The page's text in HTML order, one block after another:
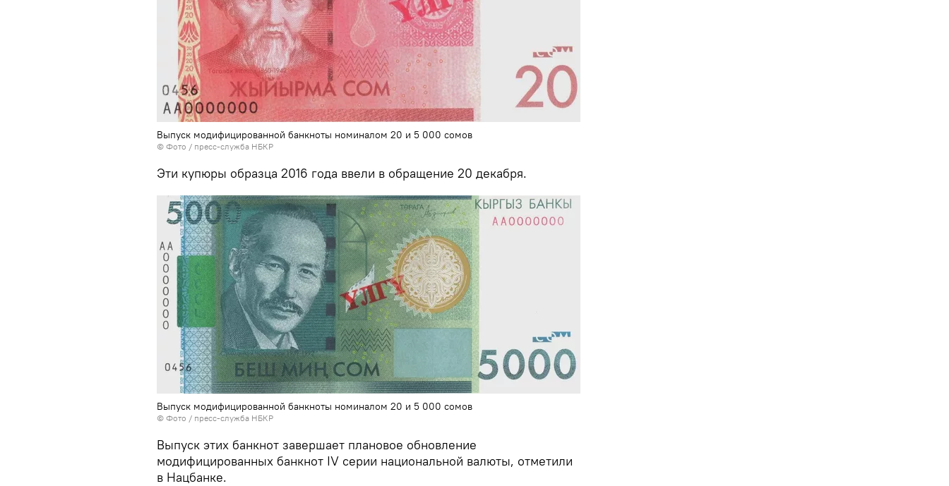
Выпуск модифицированной банкноты номиналом 20 и 5 000 сомов
© Фото / пресс-служба НБКР
Эти купюры образца 2016 года ввели в обращение 20 декабря.
Выпуск модифицированной банкноты номиналом 20 и 5 000 сомов
© Фото / пресс-служба НБКР
Выпуск этих банкнот завершает плановое обновление
модифицированных банкнот IV серии национальной валюты, отметили
в Нацбанке.